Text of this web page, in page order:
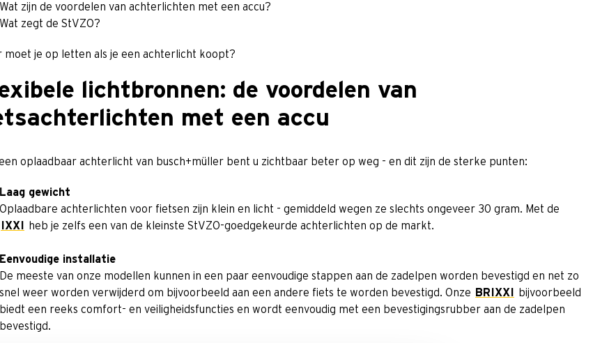
Wat zijn de voordelen van achterlichten met een accu?
Wat zegt de StVZO?
moet je op letten als je een achterlicht koopt?
lichtbronnen: de voordelen van
met een accu
oplaadbaar achterlicht van busch+müller bent u zichtbaar beter op weg - en dit zijn de sterke punten:
Laag gewicht
Oplaadbare achterlichten voor fietsen zijn klein en licht - gemiddeld wegen ze slechts ongeveer 30 gram. Met de
IXXI
heb je zelfs een van de kleinste StVZO-goedgekeurde achterlichten op de markt.
Eenvoudige installatie
De meeste van onze modellen kunnen in een paar eenvoudige stappen aan de zadelpen worden bevestigd en net zo
snel weer worden verwijderd om bijvoorbeeld aan een andere fiets te worden bevestigd. Onze
BRIXXI
bijvoorbeeld
biedt een reeks comfort- en veiligheidsfuncties en wordt eenvoudig met een bevestigingsrubber aan de zadelpen
bevestigd.